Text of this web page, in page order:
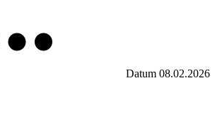
Datum 08.02.2026